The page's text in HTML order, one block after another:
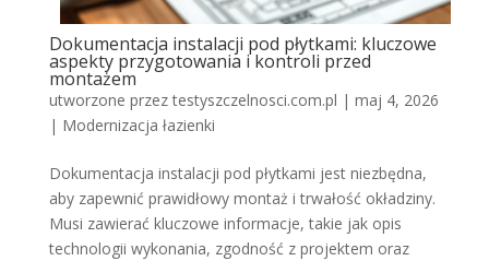
Dokumentacja instalacji pod płytkami: kluczowe
aspekty przygotowania i kontroli przed
montażem
utworzone przeztestyszczelnosci.com.pl | maj 4, 2026
| Modernizacja łazienki
Dokumentacja instalacji pod płytkami jest niezbędna,
aby zapewnić prawidłowy montaż i trwałość okładziny.
Musi zawierać kluczowe informacje, takie jak opis
technologii wykonania, zgodność z projektem oraz